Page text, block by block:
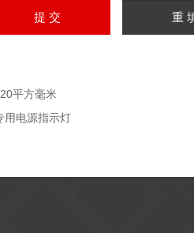
平方毫米
用电源指示灯